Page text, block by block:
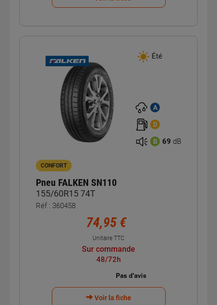
Été
A
D
B 69 dB
CONFORT
Pneu FALKEN SN110
155/60R15 74T
Réf : 360458
74,95 €
Unitaire TTC
Sur commande
48/72h
Voir la fiche